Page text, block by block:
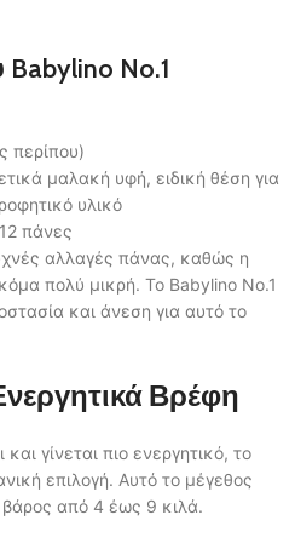
No.1
περίπου)
μαλακή υφή, ειδική θέση για
υλικό
πάνες
αλλαγές πάνας, καθώς η
πολύ μικρή. Το Babylino No.1
και άνεση για αυτό το
Βρέφη
γίνεται πιο ενεργητικό, το
επιλογή. Αυτό το μέγεθος
βάρος από 4 έως 9 κιλά.